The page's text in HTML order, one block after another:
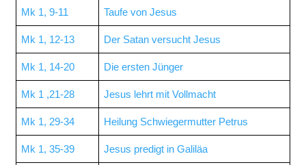
Mk 1, 9-11 Taufe von Jesus
Mk 1, 12-13 Der Satan versucht Jesus
Mk 1, 14-20 Die ersten Jünger
Mk 1 ,21-28 Jesus lehrt mit Vollmacht
Mk 1, 29-34 Heilung Schwiegermutter Petrus
Mk 1, 35-39 Jesus predigt in Galiläa